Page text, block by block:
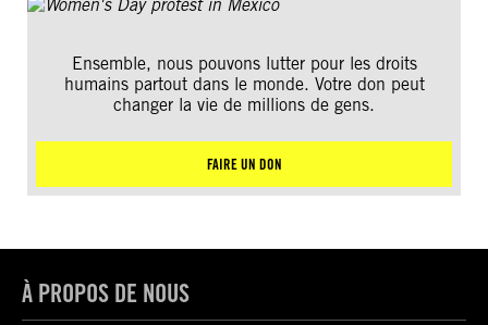
Ensemble, nous pouvons lutter pour les droits
humains partout dans le monde. Votre don peut
changer la vie de millions de gens.
FAIRE UN DON
À PROPOS DE NOUS